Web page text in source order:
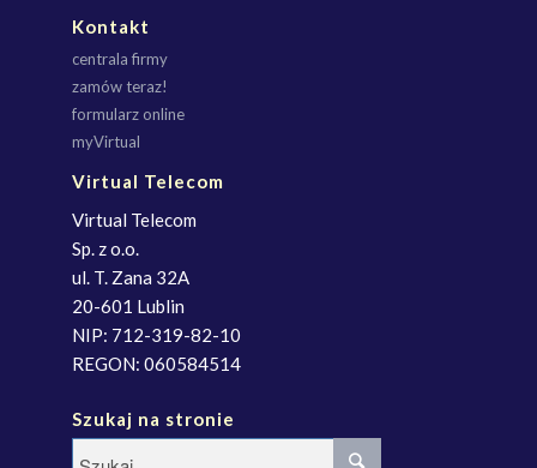
Kontakt
centrala firmy
zamów teraz!
formularz online
myVirtual
Virtual Telecom
Virtual Telecom
Sp. z o.o.
ul. T. Zana 32A
20-601 Lublin
NIP: 712-319-82-10
REGON: 060584514
Szukaj na stronie